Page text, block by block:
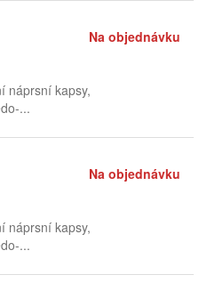
Na objednávku
náprsní kapsy,
...
Na objednávku
náprsní kapsy,
...